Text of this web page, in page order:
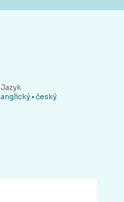
Jazyk
anglický • český